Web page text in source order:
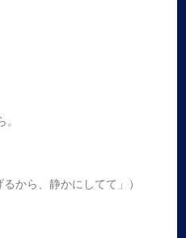
から、静かにしてて」）